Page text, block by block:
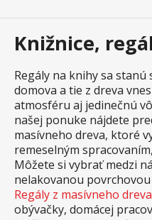
Knižnice,
Regály na knihy sa
domova a tie z dreva
atmosféru aj jedinečnú
našej ponuke nájdete
masívneho dreva, ktoré
remeselným
Môžete si vybrať medzi
nelakovanou
Regály z masívneho dreva
obývačky, domácej